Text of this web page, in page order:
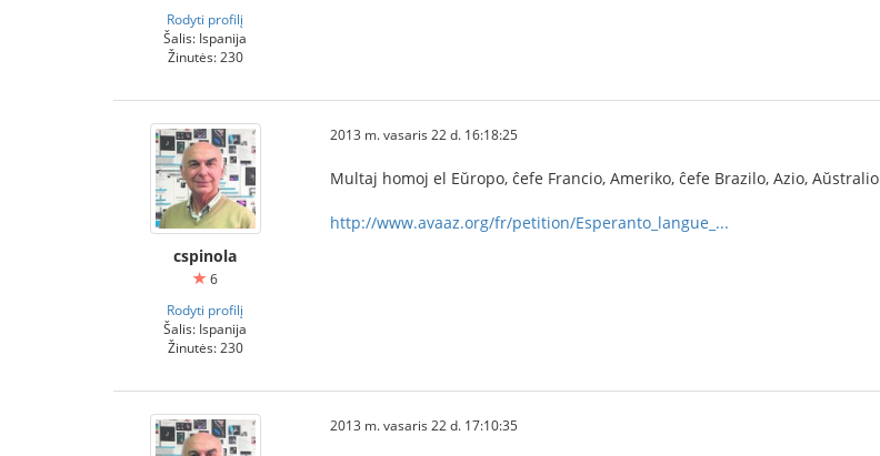
Rodyti profilį
Šalis: Ispanija
Žinutės: 230
cspinola
6
Rodyti profilį
Šalis: Ispanija
Žinutės: 230
2013 m. vasaris 22 d. 16:18:25
Multaj homoj el Eŭropo, ĉefe Francio, Ameriko, ĉefe Brazilo, Azio,
http://www.avaaz.org/fr/petition/Esperanto_langue_...
2013 m. vasaris 22 d. 17:10:35